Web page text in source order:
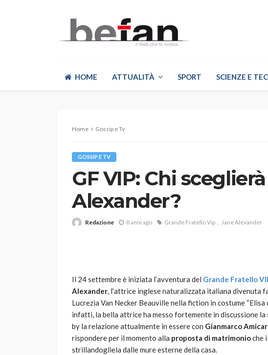
HOME ATTUALITÀ SPORT SCIENZE E
Home Gossip e Tv
GOSSIP E TV
GF VIP: Chi
Alexander?
Redazione 8 anni ago Grande Fratello Vip Jane Alexander
Il 24 settembre è iniziata l’avventura del Grande Fratello
Alexander, l’attrice inglese naturalizzata italiana divenuta
Lucrezia Van Necker Beauville nella fiction in costume “Elisa
infatti, la bella attrice ha messo fortemente in discussione
by la relazione attualmente in essere con Gianmarco
rispondere per il momento alla proposta di matrimonioche
strillandogliela dalle mure esterne della casa.
VARIE
Robot tagliaerba: quale
scegliere per il tuo prato